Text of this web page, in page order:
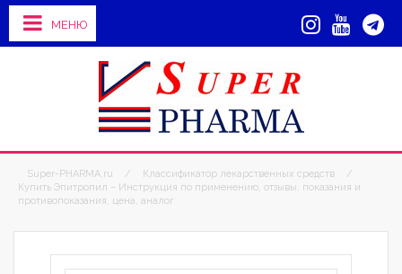
МЕНЮ
Super-PHARMA.ru / Классификатор лекарственных средств
/
Купить Эпитропил – Инструкция по применению, отзывы, показания и
противопоказания, цена, аналог